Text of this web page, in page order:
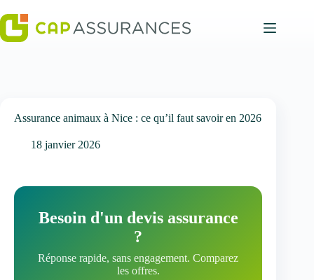
au
contenu
Assurance animaux à Nice : ce qu’il faut savoir en 2026
18 janvier 2026
Besoin d'un devis assurance
?
Réponse rapide, sans engagement. Comparez
les offres.